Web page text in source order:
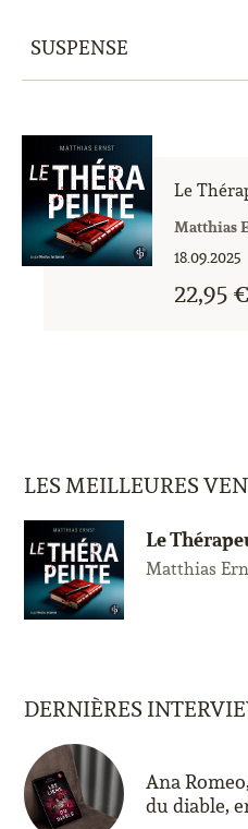
Le
Matthias
18.09.2025
22,95 €
LES MEILLEURES
Le
Matthias
DERNIÈRES
Ana
du diable,